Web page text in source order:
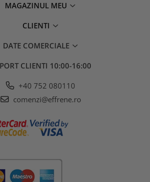
MAGAZINUL MEU
CLIENTI
DATE COMERCIALE
CLIENTI 10:00-16:00
+40 752 080110
comenzi@effrene.ro